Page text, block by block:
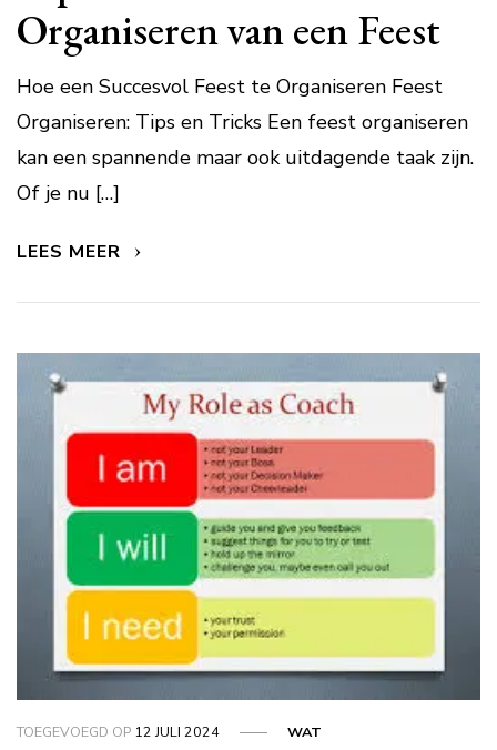
Organiseren van een Feest
Hoe een Succesvol Feest te Organiseren Feest
Organiseren: Tips en Tricks Een feest organiseren
kan een spannende maar ook uitdagende taak zijn.
Of je nu […]
LEES MEER
TOEGEVOEGD OP 12 JULI 2024 WAT